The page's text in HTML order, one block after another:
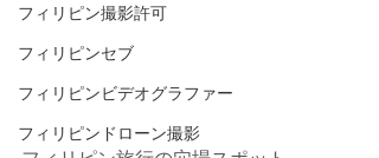
フィリピン撮影許可
フィリピンセブ
フィリピンビデオグラファー
フィリピンドローン撮影